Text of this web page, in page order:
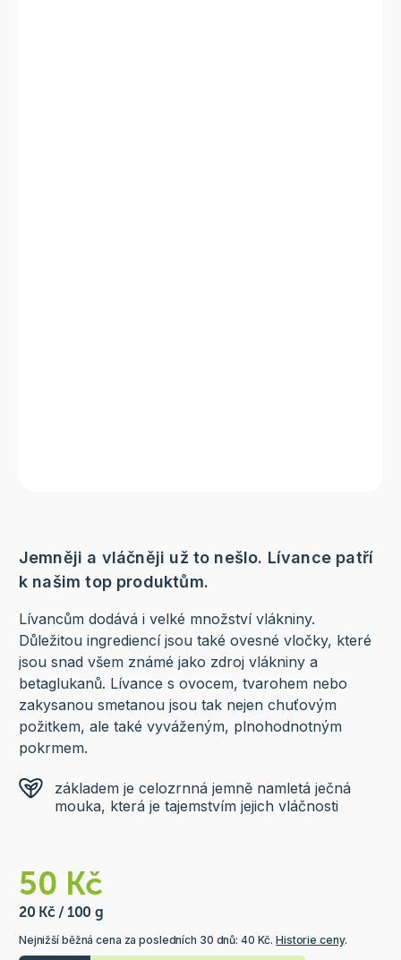
Jemněji a vláčněji už to nešlo. Lívance patří
k našim top produktům.
Lívancům dodává i velké množství vlákniny.
Důležitou ingrediencí jsou také ovesné vločky, které
jsou snad všem známé jako zdroj vlákniny a
betaglukanů. Lívance s ovocem, tvarohem nebo
zakysanou smetanou jsou tak nejen chuťovým
požitkem, ale také vyváženým, plnohodnotným
pokrmem.
základem je celozrnná jemně namletá ječná
mouka, která je tajemstvím jejich vláčnosti
50 Kč
20 Kč / 100 g
Nejnižší běžná cena za posledních 30 dnů: 40 Kč.Historie ceny.